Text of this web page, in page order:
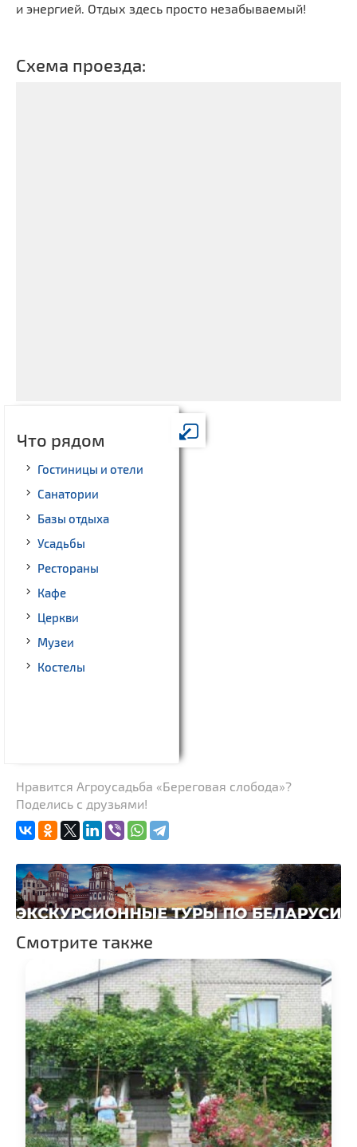
и энергией. Отдых здесь просто незабываемый!
Схема проезда:
Что рядом
Гостиницы и отели
Санатории
Базы отдыха
Усадьбы
Рестораны
Кафе
Церкви
Музеи
Костелы
Нравится Агроусадьба «Береговая слобода»?
Поделись с друзьями!
Смотрите также